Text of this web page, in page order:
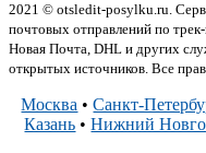
2021 © otsledit-posylku.ru.
почтовых отправлений по
Новая Почта, DHL и других
открытых источников. Все
Москва •Санкт-
Казань •Нижний